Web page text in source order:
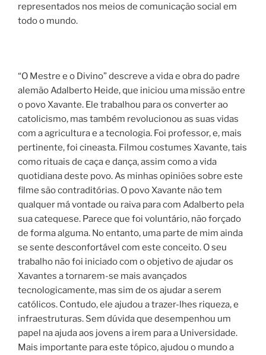
representados nos meios de comunicação social em
todo o mundo.
“O Mestre e o Divino” descreve a vida e obra do padre
alemão Adalberto Heide, que iniciou uma missão entre
o povo Xavante. Ele trabalhou para os converter ao
catolicismo, mas também revolucionou as suas vidas
com a agricultura e a tecnologia. Foi professor, e, mais
pertinente, foi cineasta. Filmou costumes Xavante, tais
como rituais de caça e dança, assim como a vida
quotidiana deste povo. As minhas opiniões sobre este
filme são contraditórias. O povo Xavante não tem
qualquer má vontade ou raiva para com Adalberto pela
sua catequese. Parece que foi voluntário, não forçado
de forma alguma. No entanto, uma parte de mim ainda
se sente desconfortável com este conceito. O seu
trabalho não foi iniciado com o objetivo de ajudar os
Xavantes a tornarem-se mais avançados
tecnologicamente, mas sim de os ajudar a serem
católicos. Contudo, ele ajudou a trazer-lhes riqueza, e
infraestruturas. Sem dúvida que desempenhou um
papel na ajuda aos jovens a irem para a Universidade.
Mais importante para este tópico, ajudou o mundo a